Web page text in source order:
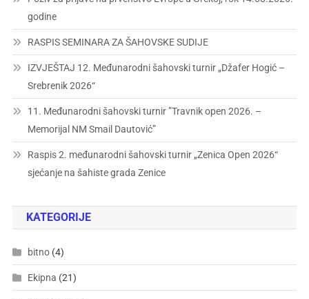
godine
RASPIS SEMINARA ZA ŠAHOVSKE SUDIJE
IZVJEŠTAJ 12. Međunarodni šahovski turnir „Džafer Hogić –
Srebrenik 2026“
11. Međunarodni šahovski turnir ”Travnik open 2026. –
Memorijal NM Smail Dautović”
Raspis 2. međunarodni šahovski turnir „Zenica Open 2026“
sjećanje na šahiste grada Zenice
KATEGORIJE
bitno(4)
Ekipna (21)